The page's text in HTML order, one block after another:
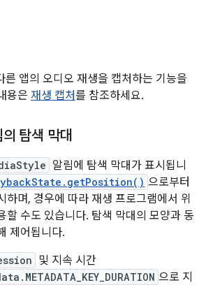
앱의 오디오 재생을 캡처하는 기능을
용은 재생 캡처를 참조하세요.
탐색 막대
알림에 탐색 막대가 표시됩니
으로부터
하며, 경우에 따라 재생 프로그램에서 위
할 수도 있습니다. 탐색 막대의 모양과 동
제어됩니다.
및 지속 시간
으로 지